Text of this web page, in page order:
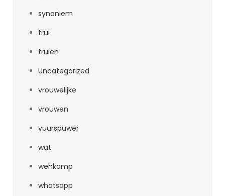
synoniem
trui
truien
Uncategorized
vrouwelijke
vrouwen
vuurspuwer
wat
wehkamp
whatsapp